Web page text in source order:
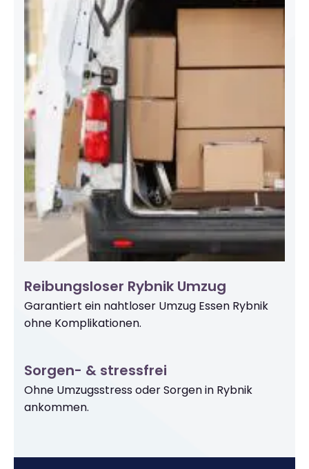
Reibungsloser Rybnik Umzug
Garantiert ein nahtloser Umzug Essen Rybnik
ohne Komplikationen.
Sorgen- & stressfrei
Ohne Umzugsstress oder Sorgen in Rybnik
ankommen.